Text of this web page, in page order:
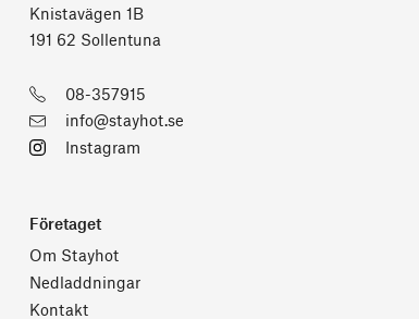
Knistavägen 1B
191 62 Sollentuna
08-357915
info@stayhot.se
Instagram
Företaget
Om Stayhot
Nedladdningar
Kontakt